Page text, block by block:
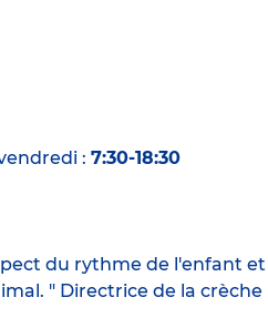
: 7:30-18:30
du rythme de l'enfant
" Directrice de la crèche